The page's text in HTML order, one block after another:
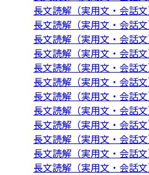
長文読解（実用文・会話
長文読解（実用文・会話
長文読解（実用文・会話
長文読解（実用文・会話
長文読解（実用文・会話
長文読解（実用文・会話
長文読解（実用文・会話
長文読解（実用文・会話
長文読解（実用文・会話
長文読解（実用文・会話
長文読解（実用文・会話
長文読解（実用文・会話